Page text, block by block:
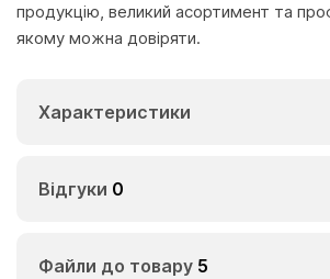
продукцію, великий асортимент та
якому можна довіряти.
Характеристики
Відгуки 0
Файли до товару 5